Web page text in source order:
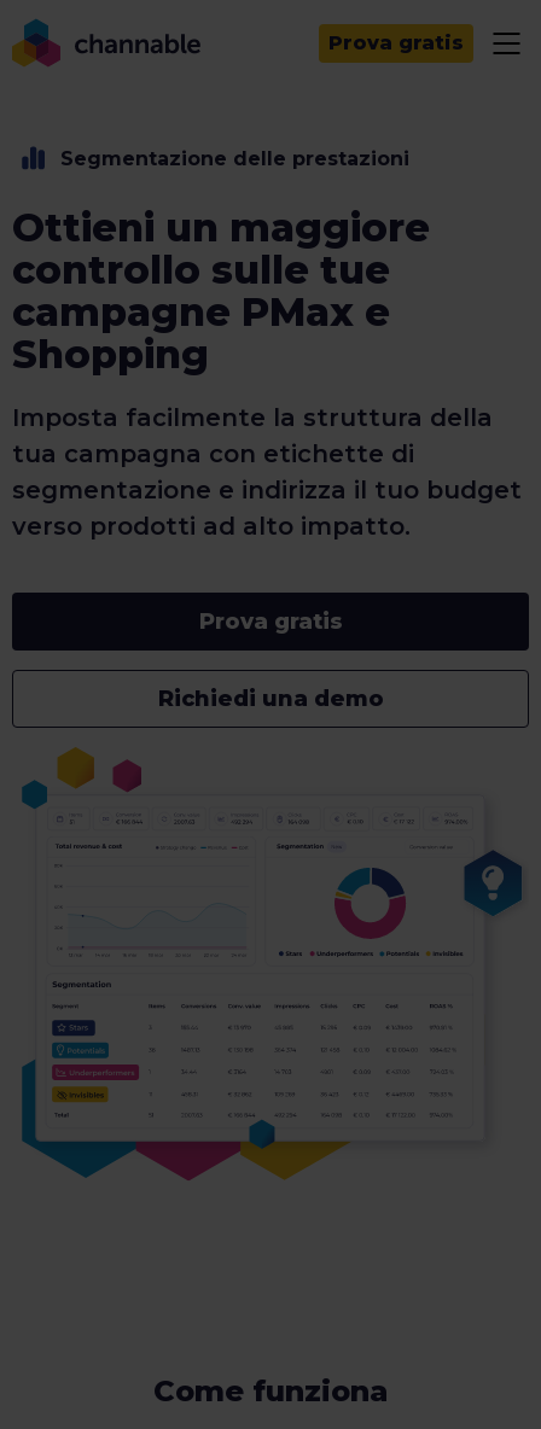
Prova gratis
Segmentazione delle prestazioni
Ottieni un maggiore
controllo sulle tue
campagne PMax e
Shopping
Imposta facilmente la struttura della
tua campagna con etichette di
segmentazione e indirizza il tuo budget
verso prodotti ad alto impatto.
Prova gratis
Richiedi una demo
Come funziona